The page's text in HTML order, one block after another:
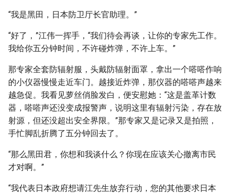
“我是黑田，日本防卫厅长官助理。”
“好了，”江伟一挥手，“我们待会再谈，让你的专家先工作。
我给你五分钟时间，不许碰炸弹，不许上车。”
那专家全套防辐射服，头戴防辐射面罩，拿出一个嗒嗒作响
的小仪器慢慢走近车门。越接近炸弹，那仪器的嗒嗒声越来
越急促。我看见萝丝俏脸发白，便安慰她：“这是盖革计数
器，嗒嗒声还没变成报警声，说明这里有辐射污染，存在放
射源，但还没超出安全界限。”那专家又是记录又是拍照，
手忙脚乱折腾了五分钟回去了。
“那么黑田君，你想和我谈什么？你现在应该关心撤离市民
才对啊。”
“我代表日本政府想请江先生放弃行动，您的其他要求日本